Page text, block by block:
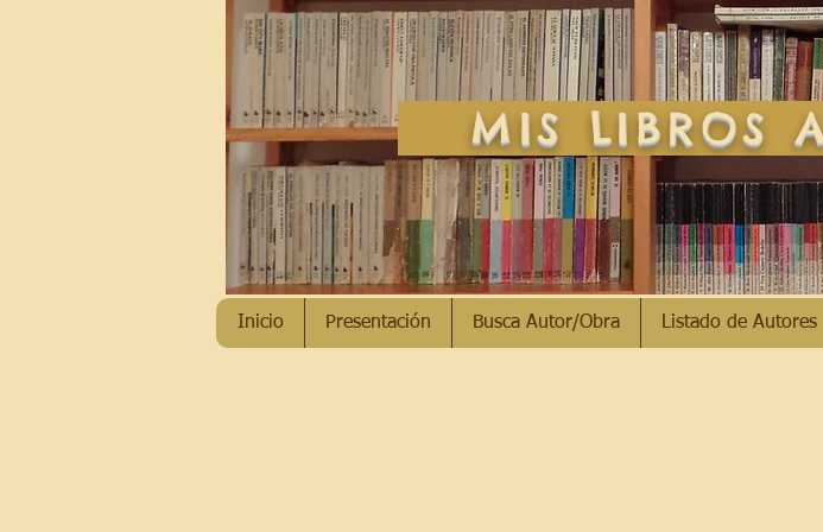
MIS LIBROS
Inicio Presentación Busca Autor/Obra Listado de Autores